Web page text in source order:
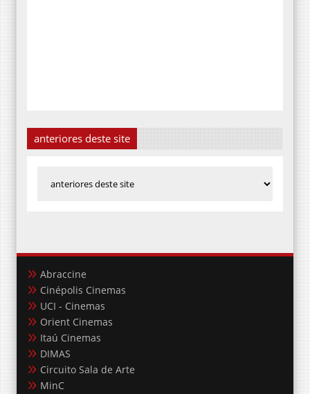
anteriores deste site
Abraccine
Cinépolis Cinemas
UCI - Cinemas
Orient Cinemas
Itaú Cinemas
DIMAS
Circuito Sala de Arte
MinC